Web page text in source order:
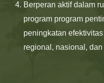
Berperan aktif dalam
program program
peningkatan
regional, nasional,